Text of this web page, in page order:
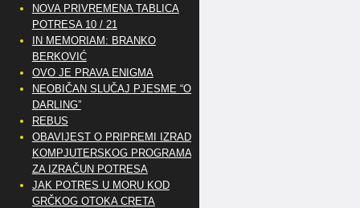
NOVA PRIVREMENA TABLICA
POTRESA 10 / 21
IN MEMORIAM: BRANKO
BERKOVIĆ
OVO JE PRAVA ENIGMA
NEOBIČAN SLUČAJ PJESME “OH
DARLING”
REBUS
OBAVIJEST O PRIPREMI IZRADE
KOMPJUTERSKOG PROGRAMA
ZA IZRAČUN POTRESA
JAK POTRES U MORU KOD
GRČKOG OTOKA CRETA